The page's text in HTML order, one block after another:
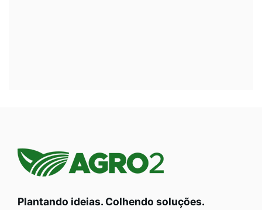
Plantando ideias. Colhendo soluções.